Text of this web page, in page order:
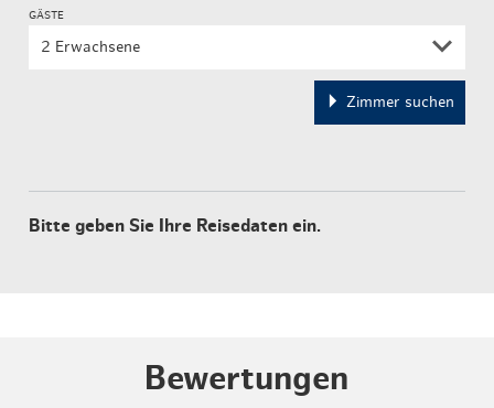
GÄSTE
2 Erwachsene
Zimmer suchen
Bitte geben Sie Ihre Reisedaten ein.
Bewertungen